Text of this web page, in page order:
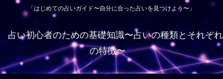
「はじめての占いガイド〜自分に合った占いを見つけよう〜」
占い初心者のための基礎知識〜占いの種類とそれぞれ
の特徴〜